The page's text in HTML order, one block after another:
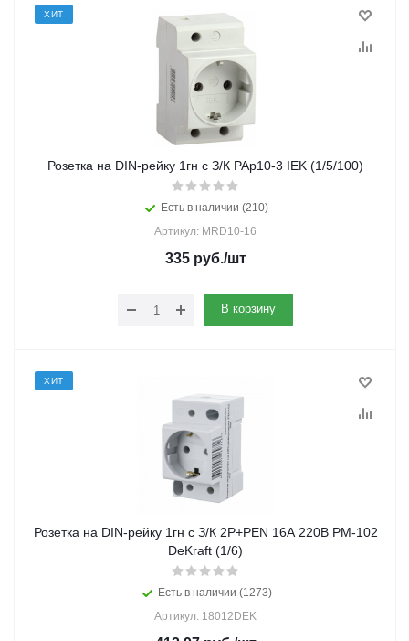
ХИТ
Розетка на DIN-рейку 1гн с З/К РАр10-3 IEK (1/5/100)
Есть в наличии (210)
Артикул: MRD10-16
335руб./шт
В корзину
ХИТ
Розетка на DIN-рейку 1гн с З/К 2Р+PEN 16А 220В РМ-102
DeKraft (1/6)
Есть в наличии (1273)
Артикул: 18012DEK